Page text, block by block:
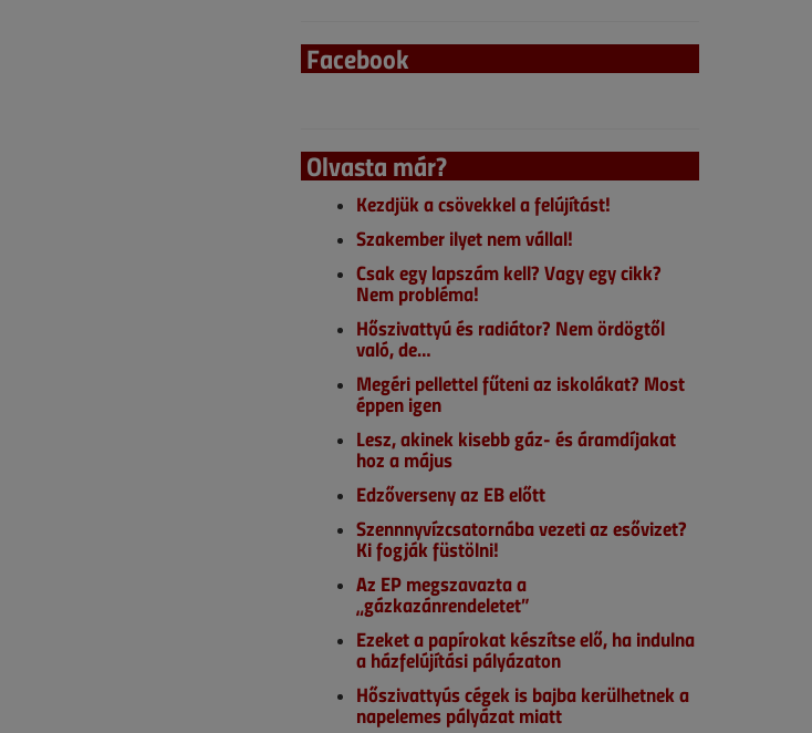
Facebook
Olvasta már?
Kezdjük a csövekkel a felújítást!
Szakember ilyet nem vállal!
Csak egy lapszám kell? Vagy egy cikk?
Nem probléma!
Hőszivattyú és radiátor? Nem ördögtől
való, de…
Megéri pellettel fűteni az iskolákat? Most
éppen igen
Lesz, akinek kisebb gáz- és áramdíjakat
hoz a május
Edzőverseny az EB előtt
Szennnyvízcsatornába vezeti az esővizet?
Ki fogják füstölni!
Az EP megszavazta a
„gázkazánrendeletet”
Ezeket a papírokat készítse elő, ha indulna
a házfelújítási pályázaton
Hőszivattyús cégek is bajba kerülhetnek a
napelemes pályázat miatt